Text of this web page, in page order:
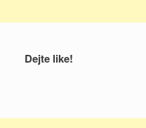
Dejte like!